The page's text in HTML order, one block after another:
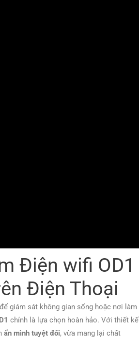
Điện wifi OD1
Điện Thoại
để giám sát không gian sống hoặc nơi làm
chính là lựa chọn hoàn hảo. Với thiết kế
ẩn mình tuyệt đối, vừa mang lại chất